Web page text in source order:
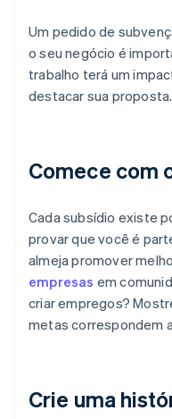
Um pedido de
o seu negócio é
trabalho terá um
destacar sua proposta.
Comece com
Cada subsídio existe
provar que você é
almeja promover
empresas em
criar empregos?
metas correspondem
Crie uma